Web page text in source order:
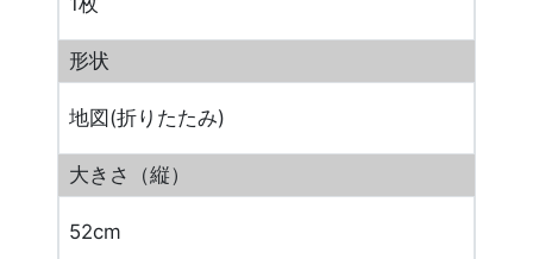
形状
地図(折りたたみ)
大きさ（縦）
52cm